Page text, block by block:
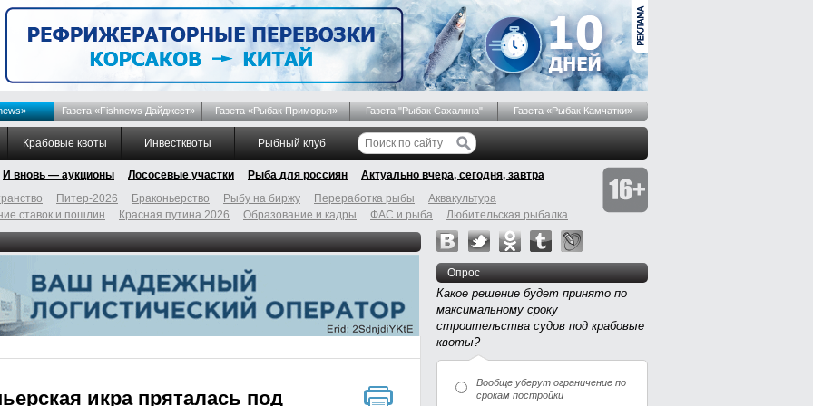
Газета «Fishnews Дайджест» Газета «Рыбак Приморья» Газета "Рыбак Сахалина" Газета «Рыбак Камчатки»
Крабовые квоты Инвестквоты Рыбный клуб
И вновь — аукционы Лососевые участки Рыба для россиян
Актуально вчера, сегодня, завтра
Питер-2026 Браконьерство Рыбу на биржу Переработка рыбы
Аквакультура
ставок и пошлин Красная путина 2026 Образование и кадры ФАС и рыба Любительская рыбалка
икра пряталась под
Опрос
Какое решение будет принято по
максимальному сроку
строительства судов под крабовые
квоты?
Вообще уберут ограничение по
срокам постройки